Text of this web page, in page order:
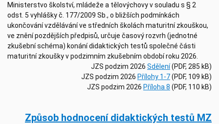
Ministerstvo školství, mládeže a tělovýchovy v souladu s § 2
odst. 5 vyhlášky č. 177/2009 Sb., o bližších podmínkách
ukončování vzdělávání ve středních školách maturitní zkouškou,
ve znění pozdějších předpisů, určuje časový rozvrh (jednotné
zkušební schéma) konání didaktických testů společné části
maturitní zkoušky v podzimním zkušebním období roku 2026.
JZS podzim 2026 Sdělení(PDF, 285 kB)
JZS podzim 2026 Přílohy 1-7(PDF, 109 kB)
JZS podzim 2026 Příloha 8 (PDF, 110 kB)
Způsob hodnocení didaktických testů MZ